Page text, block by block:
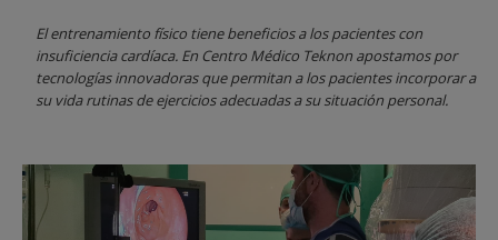
El entrenamiento físico tiene beneficios a los pacientes con
insuficiencia cardíaca. En Centro Médico Teknon apostamos por
tecnologías innovadoras que permitan a los pacientes incorporar a
su vida rutinas de ejercicios adecuadas a su situación personal.